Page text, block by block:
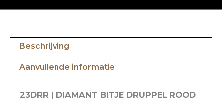
Beschrijving
Aanvullende informatie
23DRR | DIAMANT BITJE DRUPPEL ROOD